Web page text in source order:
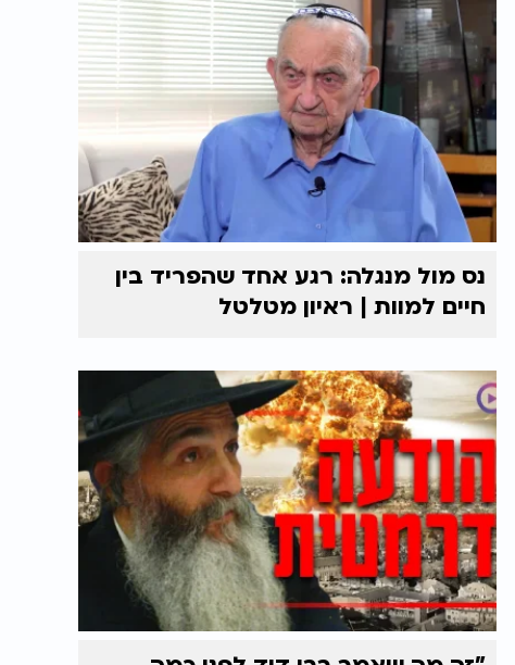
נס מול מנגלה: רגע אחד שהפריד בין
חיים למוות | ראיון מטלטל